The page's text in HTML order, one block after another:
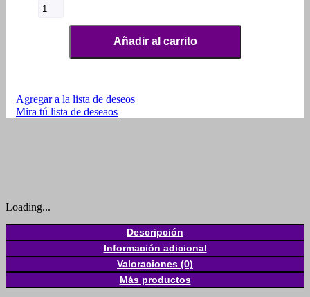
Añadir al carrito
Agregar a la lista de deseos
Mira tú lista de deseaos
Loading...
Descripción
Información adicional
Valoraciones (0)
Más productos